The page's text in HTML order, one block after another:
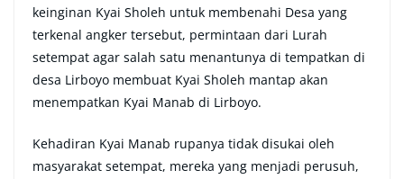
keinginan Kyai Sholeh untuk membenahi Desa yang
terkenal angker tersebut, permintaan dari Lurah
setempat agar salah satu menantunya di tempatkan di
desa Lirboyo membuat Kyai Sholeh mantap akan
menempatkan Kyai Manab di Lirboyo.
Kehadiran Kyai Manab rupanya tidak disukai oleh
masyarakat setempat, mereka yang menjadi perusuh,